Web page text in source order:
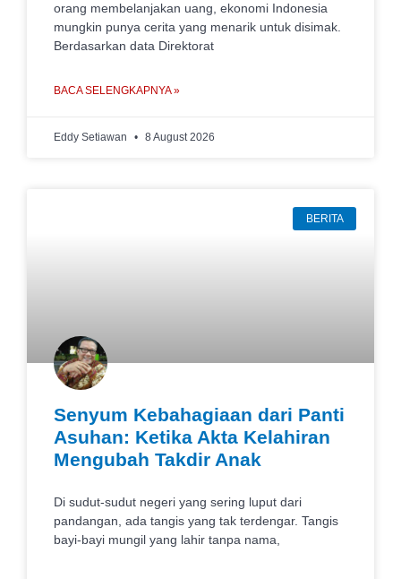
orang membelanjakan uang, ekonomi Indonesia
mungkin punya cerita yang menarik untuk disimak.
Berdasarkan data Direktorat
BACA SELENGKAPNYA »
Eddy Setiawan 8 August 2026
BERITA
Senyum Kebahagiaan dari Panti
Asuhan: Ketika Akta Kelahiran
Mengubah Takdir Anak
Di sudut-sudut negeri yang sering luput dari
pandangan, ada tangis yang tak terdengar. Tangis
bayi-bayi mungil yang lahir tanpa nama,